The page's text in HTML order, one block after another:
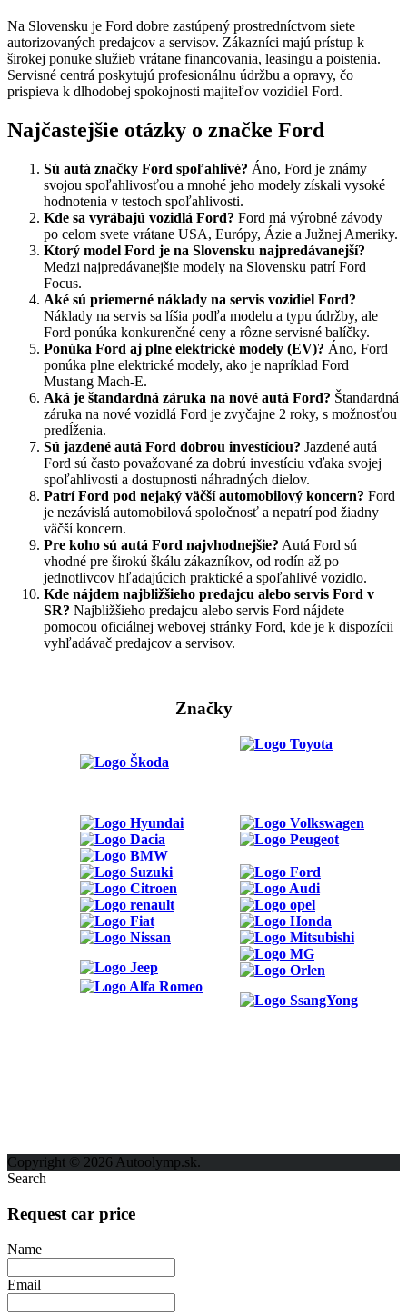
Na Slovensku je Ford dobre zastúpený prostredníctvom siete
autorizovaných predajcov a servisov. Zákazníci majú prístup k
širokej ponuke služieb vrátane financovania, leasingu a poistenia.
Servisné centrá poskytujú profesionálnu údržbu a opravy, čo
prispieva k dlhodobej spokojnosti majiteľov vozidiel Ford.
Najčastejšie otázky o značke Ford
Sú autá značky Ford spoľahlivé? Áno, Ford je známy
svojou spoľahlivosťou a mnohé jeho modely získali vysoké
hodnotenia v testoch spoľahlivosti.
Kde sa vyrábajú vozidlá Ford? Ford má výrobné závody
po celom svete vrátane USA, Európy, Ázie a Južnej Ameriky.
Ktorý model Ford je na Slovensku najpredávanejší?
Medzi najpredávanejšie modely na Slovensku patrí Ford
Focus.
Aké sú priemerné náklady na servis vozidiel Ford?
Náklady na servis sa líšia podľa modelu a typu údržby, ale
Ford ponúka konkurenčné ceny a rôzne servisné balíčky.
Ponúka Ford aj plne elektrické modely (EV)? Áno, Ford
ponúka plne elektrické modely, ako je napríklad Ford
Mustang Mach-E.
Aká je štandardná záruka na nové autá Ford? Štandardná
záruka na nové vozidlá Ford je zvyčajne 2 roky, s možnosťou
predĺženia.
Sú jazdené autá Ford dobrou investíciou? Jazdené autá
Ford sú často považované za dobrú investíciu vďaka svojej
spoľahlivosti a dostupnosti náhradných dielov.
Patrí Ford pod nejaký väčší automobilový koncern? Ford
je nezávislá automobilová spoločnosť a nepatrí pod žiadny
väčší koncern.
Pre koho sú autá Ford najvhodnejšie? Autá Ford sú
vhodné pre širokú škálu zákazníkov, od rodín až po
jednotlivcov hľadajúcich praktické a spoľahlivé vozidlo.
Kde nájdem najbližšieho predajcu alebo servis Ford v
SR? Najbližšieho predajcu alebo servis Ford nájdete
pomocou oficiálnej webovej stránky Ford, kde je k dispozícii
vyhľadávač predajcov a servisov.
Značky
Copyright © 2026 Autoolymp.sk.
Search
Request car price
Name
Email